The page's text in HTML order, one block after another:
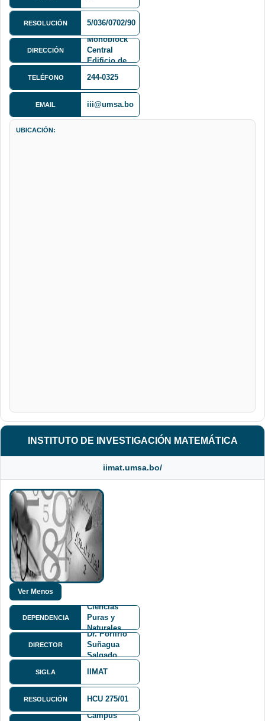
RESOLUCIÓN 5/036/0702/90
DIRECCIÓN
Av. Villazón
Monoblock
Central
Edificio de
2do Piso
TELÉFONO 244-0325
EMAIL iii@umsa.bo
UBICACIÓN:
INSTITUTO DE INVESTIGACIÓN MATEMÁTICA
iimat.umsa.bo/
DEPENDENCIA
Ciencias
Puras y
Naturales
FCPN
DIRECTOR
Dr. Porfirio
Suñagua
Salgado
SIGLA IIMAT
RESOLUCIÓN HCU 275/01
Calle 27
Campus